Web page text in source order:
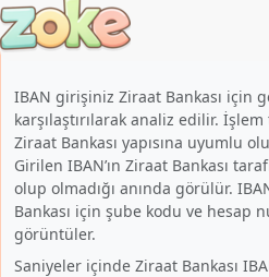
IBAN girişiniz Ziraat Bankası için
karşılaştırılarak analiz edilir. İşlem
Ziraat Bankası yapısına uyumlu
Girilen IBAN’ın Ziraat Bankası
olup olmadığı anında görülür.
Bankası için şube kodu ve hesap
görüntüler.
Saniyeler içinde Ziraat Bankası